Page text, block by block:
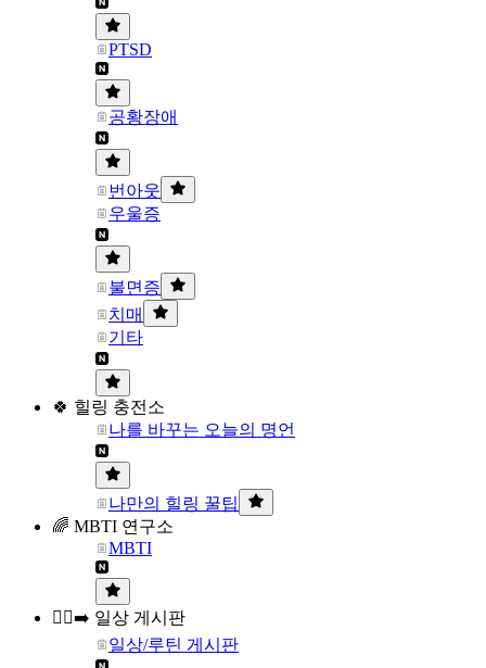
PTSD
공황장애
번아웃
우울증
불면증
치매
기타
🍀 힐링 충전소
나를 바꾸는 오늘의 명언
나만의 힐링 꿀팁
🌈 MBTI 연구소
MBTI
🏃‍♀️‍➡️ 일상 게시판
일상/루틴 게시판